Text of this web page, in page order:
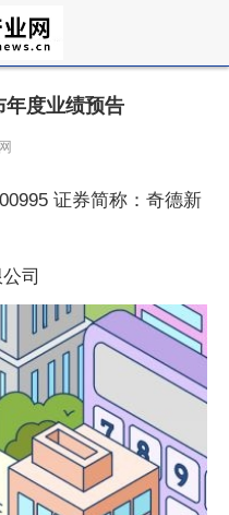
度业绩预告
证券简称：奇德新
司